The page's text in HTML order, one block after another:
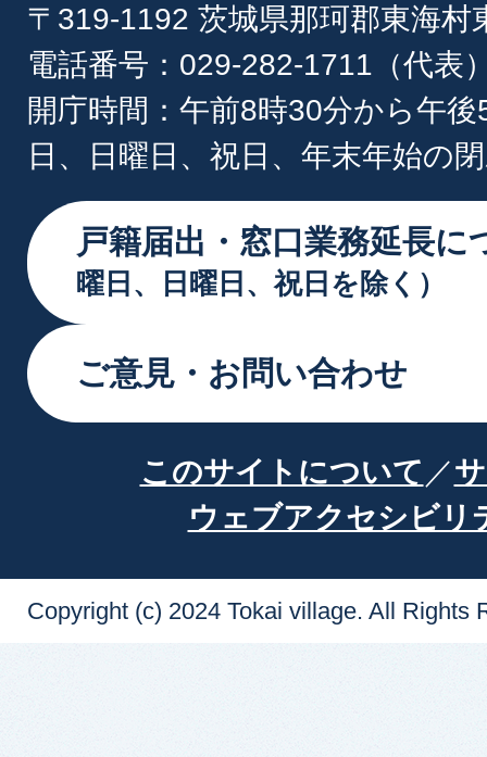
〒319-1192 茨城県那珂郡東海村
電話番号：029-282-1711（代表
開庁時間：午前8時30分から午
日、日曜日、祝日、年末年始の
戸籍届出・窓口業務延長に
曜日、日曜日、祝日を除く）
ご意見・お問い合わせ
このサイトについて
ウェブアクセシビリ
Copyright (c) 2024 Tokai village. All Rights